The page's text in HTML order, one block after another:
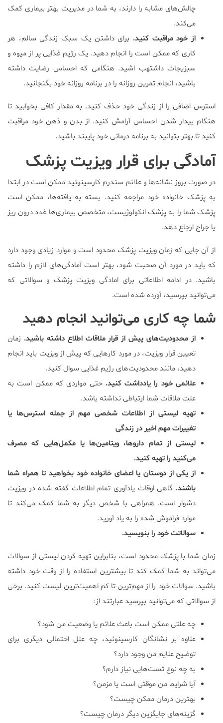
چالش‌های مشابه را دارند، به شما در مدیریت بهتر بیماری کمک
می‌کند.
از خود مراقبت کنید. برای داشتن یک سبک زندگی سالم، هر
کاری که ممکن است را انجام دهید. یک رژیم غذایی پر از میوه و
سبزیجات داشتهب اشید. هنگامی که احساس رضایت داشته
باشید، انجام تمرین روزانه را در برنامه روزانه خود بگنجانید.
استرس اضافی را از زندگی خود حذف کنید. به مقدار کافی بخوابید تا
هنگام بیدار شدن احساس آرامش کنید. از بدن و ذهن خود مراقبت
کنید تا بهتر بتوانید به برنامه درمانی خود پایبند باشید.
آمادگی برای قرار ویزیت پزشک
در صورت بروز نشانه‌ها و علائم سندرم کارسینوئید ممکن است در ابتدا
به پزشک خانواده خود مراجعه کنید. بسته به یافته‌ها، ممکن است
پزشک شما را به پزشک انکولوژیست، متخصص بیماری‌ها غدد درون ریز
یا جراح ارجاع دهد.
از آن جایی که زمان ویزیت پزشک محدود است و موارد زیادی وجود دارد
که باید در مورد آن صحبت شود، بهتر است آمادگی‌های لازم را داشته
باشید. در ادامه اطلاعاتی برای امادگی ویزیت پزشک و سوالاتی که
می‌توانید بپرسید، آورده شده است.
شما چه کاری می‌توانید انجام دهید
از محدودیت‌های پیش از قرار ملاقات اطلاع داشته باشید. زمان
تعیین قرار ویزیت، در مورد کارهایی که پیش از ویزیت باید انجام
دهید، مانند محدودیت‌های رژیم غذایی سوال کنید.
علائمی خود را یادداشت کنید. حتی مواردی که ممکن است به
علت ملاقات شما ارتباطی نداشته باشد.
تهیه لیستی از اطلاعات شخصی مهم از جمله استرس‌ها یا
تغییرات مهم اخیر در زندگی
لیستی از تمام داروها، ویتامین‌ها یا مکمل‌هایی که مصرف
می‌کنید را تهیه کنید.
از یکی از دوستان یا اعضای خانواده خود بخواهید تا همراه شما
باشند. گاهی اوقات یادآوری تمام اطلاعات گفته شده در ویزیت
دشوار است. همراهی با شخص دیگر به شما کمک می‌کند تا
موارد فراموش شده را به یاد آورید.
سوالاتت خود را بنویسید.
زمان شما با پزشک محدود است، بنابراین تهیه کردن لیستی از سوالات
می‌تواند به شما کمک کند تا بیشترین استفاده را از وقت خود داشته
باشید. سوالات خود را از مهم‌ترین تا کم اهمیت‌ترین لیست کنید. برخی
از سوالاتی که می‌توانید بپرسید عبارتند از:
چه علتی ممکن است باعث علائم یا وضعیت من شود؟
علاوه بر نشانگان کارسینوئید، چه علل احتمالی دیگری برای
توضیح علایم من وجود دارد؟
به چه نوع تست‌هایی نیاز دارم؟
آیا شرایط من موقتی است یا مزمن؟
بهترین درمان ممکن چیست؟
گزینه‌های جایگزین دیگر درمان چیست؟